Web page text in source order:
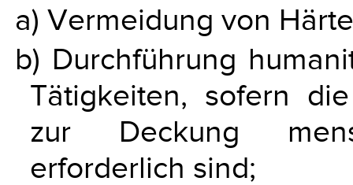
a) Vermeidung von
b) Durchführung
Tätigkeiten, sofern
zur Deckung
erforderlich sind;